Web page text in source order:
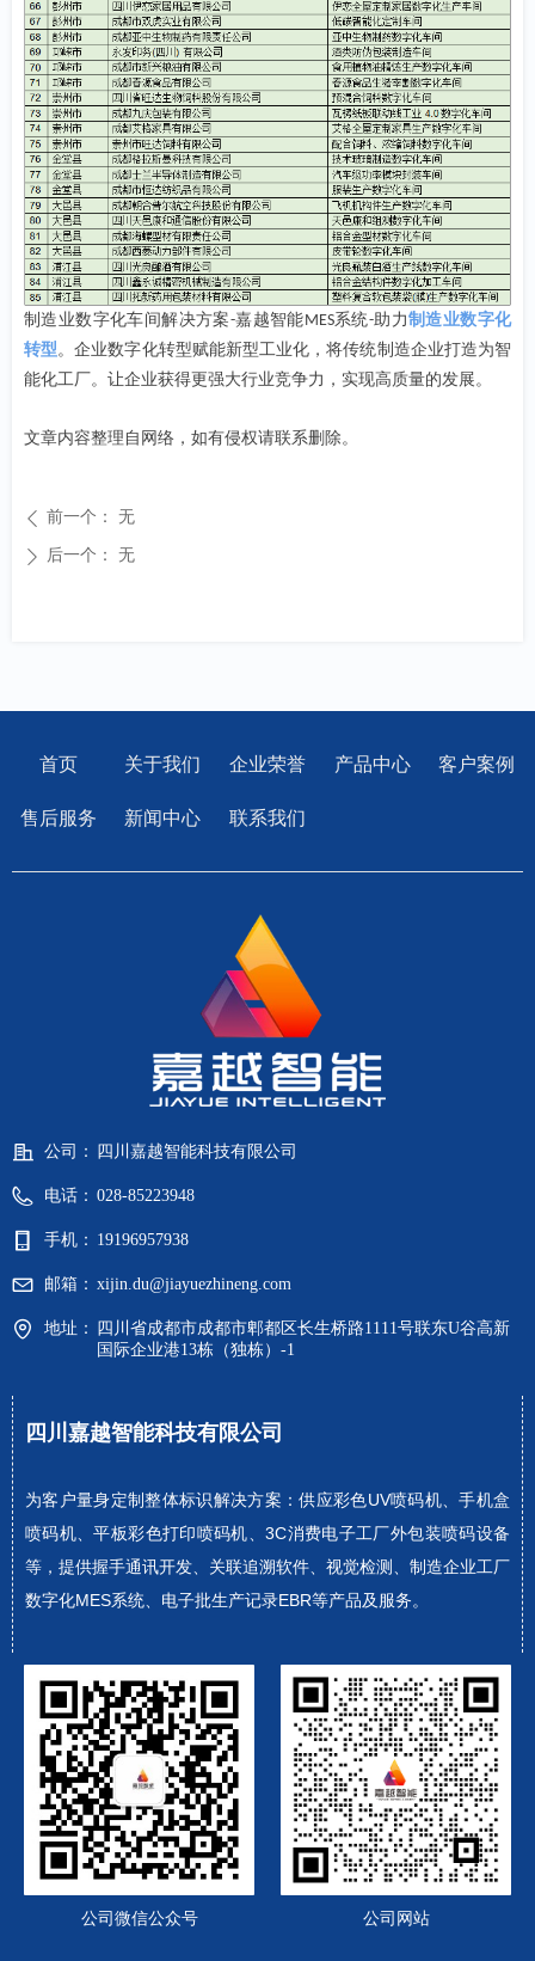
制造业数字化车间解决方案-嘉越智能 MES系统-助力制造业数字化
转型 。企业数字化转型赋能新型工业化，将传统制造企业打造为智
能化工厂。让企业获得更强大行业竞争力，实现高质量的发展。
文章内容整理自网络，如有侵权请联系删除。
ꄴ 前一个： 无
ꄲ 后一个： 无
公司微信公众号 公司网站
四川嘉越智能科技有限公司
为客户量身定制整体标识解决方案：供应彩色UV喷码机、手机盒
喷码机、平板彩色打印喷码机、3C消费电子工厂外包装喷码设备
等，提供握手通讯开发、关联追溯软件、视觉检测、制造企业工厂
数字化MES系统、电子批生产记录EBR等产品及服务。
公司： 四川嘉越智能科技有限公司
电话： 028-85223948
手机： 19196957938
邮箱： xijin.du@jiayuezhineng.com
地址：
四川省成都市成都市郫都区长生桥路1111号联东U谷高新
国际企业港13栋（独栋）-1
首页 关于我们 产品中心 客户案例
售后服务 新闻中心 联系我们
企业荣誉